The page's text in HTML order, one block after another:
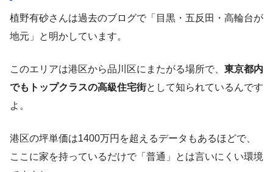
植野有砂さんは過去のブログで「目黒・五反田・高輪台が
地元」と明かしています。
このエリアは港区から品川区にまたがる場所で、 東京都内
でもトップクラスの高級住宅街として知られているんです
よ。
港区の坪単価は1400万円を超えるデータもあるほどで、
ここに家を持っているだけで「普通」とは言いにくい環境